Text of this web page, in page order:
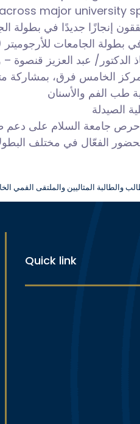
major university
إنجازًا جديدًا في بطولة
الدكتور/ عبد العزيز قنصوة
الخامس فرق، بمشاركة
طب الفم والأسنان
الصيدلة
جامعة السلام على دعم
الفعّال في مختلف
Quick link